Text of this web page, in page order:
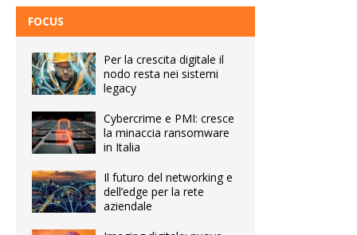
FOCUS
Per la crescita digitale il
nodo resta nei sistemi
legacy
Cybercrime e PMI: cresce
la minaccia ransomware
in Italia
Il futuro del networking e
dell’edge per la rete
aziendale